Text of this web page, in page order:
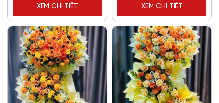
XEM CHI TIẾT XEM CHI TIẾT